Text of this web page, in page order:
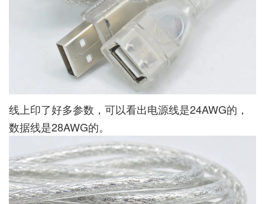
线上印了好多参数，可以看出电源线是24AWG的，
数据线是28AWG的。